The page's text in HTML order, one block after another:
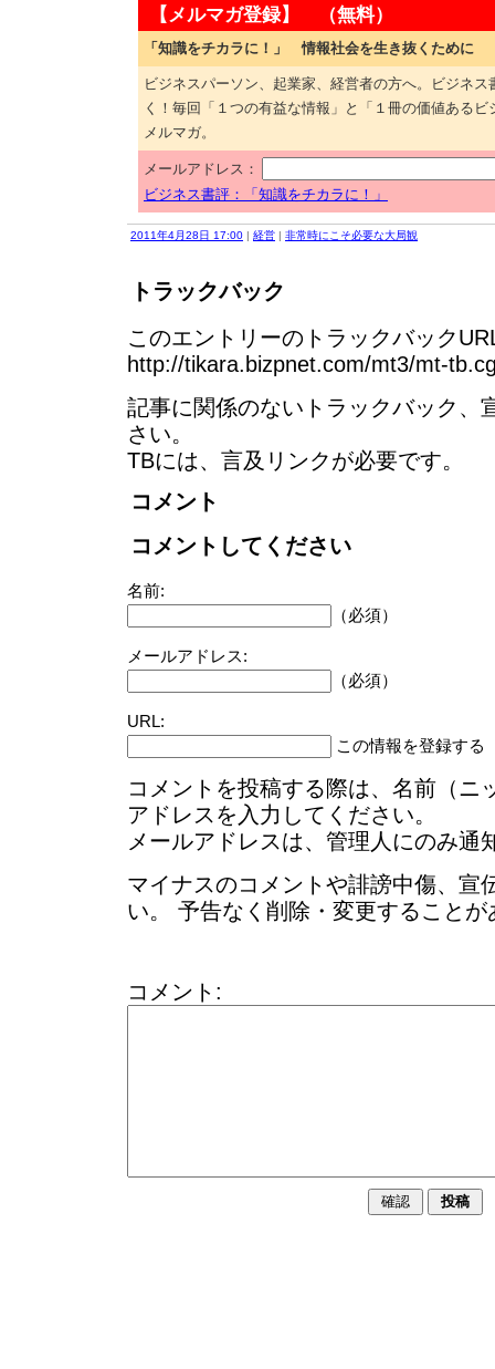
【メルマガ登録】 （無料）
「知識をチカラに！」 情報社会を生き抜くために
ビジネスパーソン、起業家、経営者の方へ。ビジネ
く！毎回「１つの有益な情報」と「１冊の価値ある
メルマガ。
メールアドレス：
ビジネス書評：「知識をチカラに！」
2011年4月28日 17:00 | 経営 | 非常時にこそ必要な大局観
トラックバック
このエントリーのトラックバック
http://tikara.bizpnet.com/mt3/mt-
記事に関係のないトラックバック、
さい。
TBには、言及リンクが必要です。
コメント
コメントしてください
名前:
（必須）
メールアドレス:
（必須）
URL:
この情報を登録する
コメントを投稿する際は、名前（ニ
アドレスを入力してください。
メールアドレスは、管理人にのみ通
マイナスのコメントや誹謗中傷、宣
い。 予告なく削除・変更することが
コメント: